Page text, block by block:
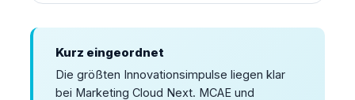
Kurz eingeordnet
Die größten Innovationsimpulse liegen klar
bei Marketing Cloud Next. MCAE und